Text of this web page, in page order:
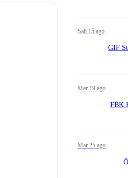
sab 15 ago
GIF
mer 19 ago
FBK
mar 25 ago